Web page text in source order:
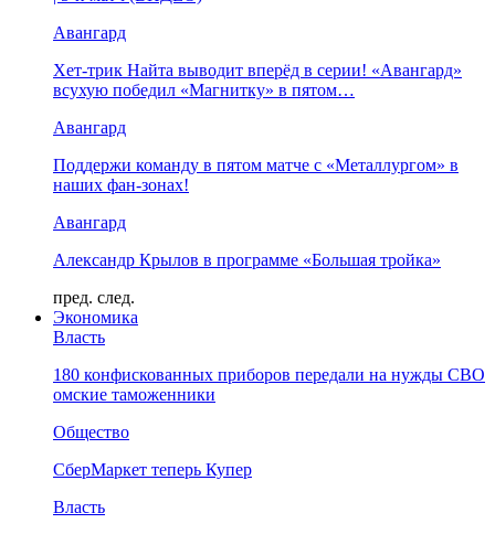
Авангард
Хет-трик Найта выводит вперёд в серии! «Авангард»
всухую победил «Магнитку» в пятом…
Авангард
Поддержи команду в пятом матче с «Металлургом» в
наших фан-зонах!
Авангард
Александр Крылов в программе «Большая тройка»
пред. след.
Экономика
Власть
180 конфискованных приборов передали на нужды СВО
омские таможенники
Общество
СберМаркет теперь Купер
Власть